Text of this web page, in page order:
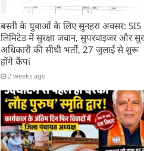
बस्ती के युवाओं के लिए सुनहरा अवसर: SIS
लिमिटेड में सुरक्षा जवान, सुपरवाइजर और
अधिकारी की सीधी भर्ती, 27 जुलाई से शुरू
होंगे कैंपi
2 weeks ago